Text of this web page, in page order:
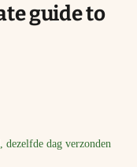
guide to
dezelfde dag verzonden